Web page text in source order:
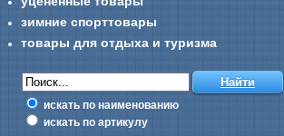
зимние спорттовары
товары для отдыха и туризма
искать по наименованию
искать по артикулу